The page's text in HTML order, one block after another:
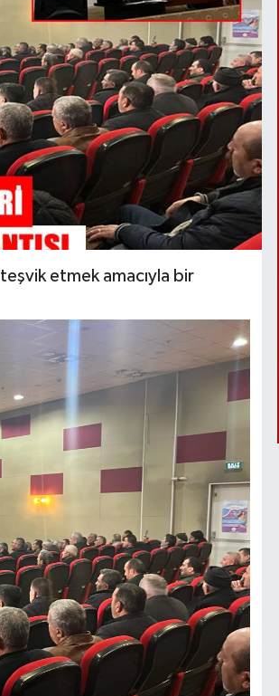
teşvik etmek amacıyla bir